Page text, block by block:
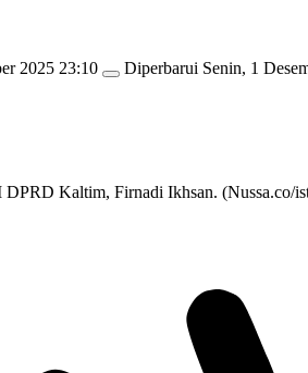
2025 23:10
Diperbarui Senin, 1
Kaltim, Firnadi Ikhsan. (Nussa.co/